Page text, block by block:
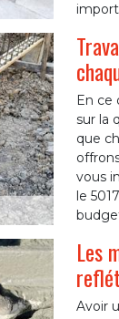
En ce
sur la
que
vous
le
Les
Avoir